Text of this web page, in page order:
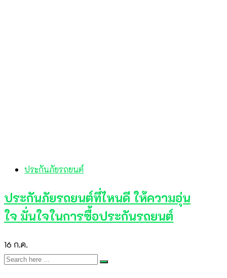
ประกันภัยรถยนต์
ประกันภัยรถยนต์ที่ไหนดี ให้ความอุ่น
ใจ มั่นใจในการซื้อประกันรถยนต์
16 ก.ค.